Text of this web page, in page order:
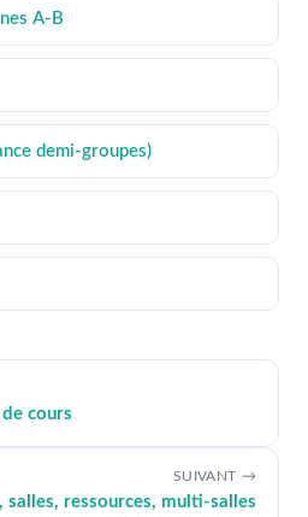
A-B
demi-groupes)
cours
SUIVANT
salles, ressources, multi-salles